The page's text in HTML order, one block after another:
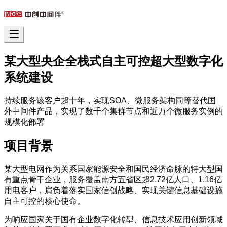
某大型央企全栈式自主可控超大型数字化
系统建设
持续服务该客户超十年，实现SOA、微服务架构同等替代国
外中间件产品，实现了数千个集群节点和近万个微服务实例的
规模化部署
项目背景
某大型电网作为关系国家能源安全和国民经济命脉的特大型国
有重点骨干企业，服务覆盖南方五省区超2.72亿人口、1.16亿
用电客户，肩负着落实国家信创战略、实现关键信息基础设施
自主可控的核心使命。
为响应国家关于国有企业数字化转型、信息技术应用创新领域